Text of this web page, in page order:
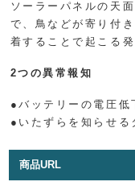
ソーラーパネルの天
で、鳥などが寄り付
着することで起こる
2つの異常報知
●バッテリーの電圧低
●いたずらを知らせる
商品URL